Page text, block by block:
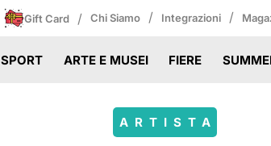
Gift Card / Chi Siamo / Integrazioni /
SPORT ARTE E MUSEI FIERE
ARTISTA